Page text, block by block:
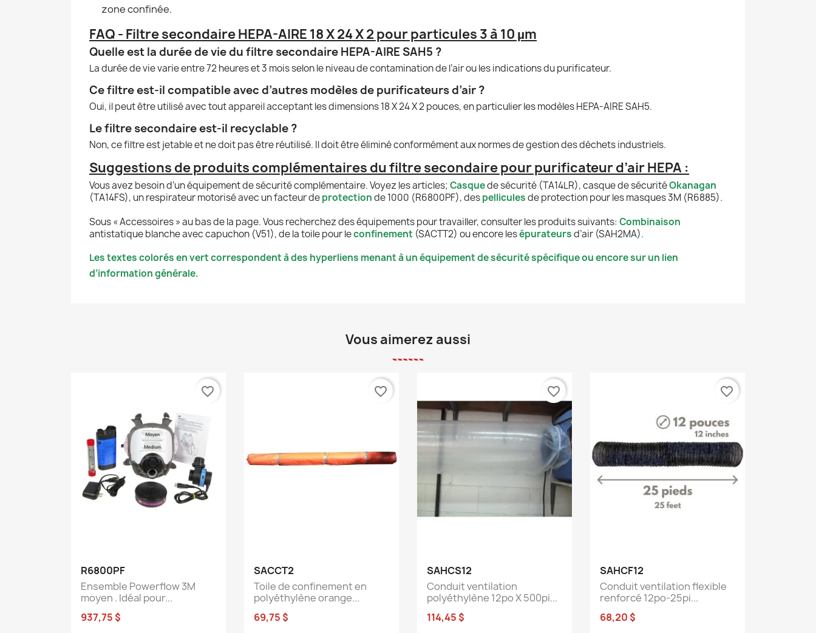
zone confinée.
FAQ - Filtre secondaire HEPA-AIRE 18 X 24 X 2 pour particules 3 à 10 µm
Quelle est la durée de vie du filtre secondaire HEPA-AIRE SAH5 ?
La durée de vie varie entre 72 heures et 3 mois selon le niveau de contamination de l’air ou les indications du purificateur.
Ce filtre est-il compatible avec d’autres modèles de purificateurs d’air ?
Oui, il peut être utilisé avec tout appareil acceptant les dimensions 18 X 24 X 2 pouces, en particulier les modèles HEPA-AIRE SAH5.
Le filtre secondaire est-il recyclable ?
Non, ce filtre est jetable et ne doit pas être réutilisé. Il doit être éliminé conformément aux normes de gestion des déchets industriels.
Suggestions de produits complémentaires du filtre secondaire pour purificateur d’air HEPA :
Vous avez besoin d’un équipement de sécurité complémentaire. Voyez les articles; Casquede sécurité (TA14LR), casque de sécuritéOkanagan
(TA14FS), un respirateur motorisé avec un facteur deprotectionde 1000 (R6800PF), despelliculesde protection pour les masques 3M (R6885).
Sous « Accessoires » au bas de la page. Vous recherchez des équipements pour travailler, consulter les produits suivants: Combinaison
antistatique blanche avec capuchon (V51), de la toile pour leconfinement (SACTT2) ou encore lesépurateursd’air (SAH2MA).
Les textes colorés en vert correspondent à des hyperliens menant à un équipement de sécurité spécifique ou encore sur un lien
d’information générale.
Vous aimerez aussi
Aperçu rapide
R6800PF
Ensemble Powerflow 3M
moyen . Idéal pour...
937,75 $
favorite_border

SACCT2
Toile de confinement en
polyéthylène orange...
69,75 $
favorite_border
Aperçu rapide
SAHCS12
Conduit ventilation
polyéthylène 12po X 500pi...
114,45 $
favorite_border
Aperçu rapide
SAHCF12
Conduit ventilation flexible
renforcé 12po-25pi...
68,20 $
favorite_border